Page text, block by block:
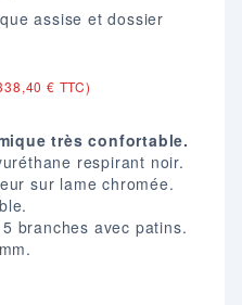
assise et dossier
€ TTC)
très confortable.
respirant noir.
sur lame chromée.
branches avec patins.